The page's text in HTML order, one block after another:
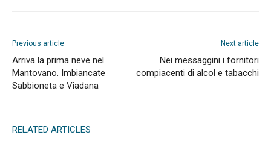
Previous article
Arriva la prima neve nel
Mantovano. Imbiancate
Sabbioneta e Viadana
Next article
Nei messaggini i fornitori
compiacenti di alcol e tabacchi
RELATED ARTICLES